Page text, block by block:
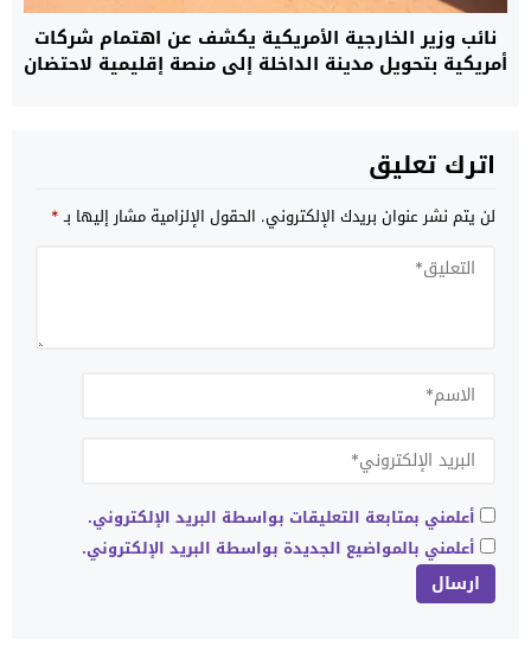
نائب وزير الخارجية الأمريكية يكشف عن اهتمام شركات
أمريكية بتحويل مدينة الداخلة إلى منصة إقليمية لاحتضان
اترك تعليق
لن يتم نشر عنوان بريدك الإلكتروني. الحقول الإلزامية مشار إليها بـ*
أعلمني بمتابعة التعليقات بواسطة البريد الإلكتروني.
أعلمني بالمواضيع الجديدة بواسطة البريد الإلكتروني.